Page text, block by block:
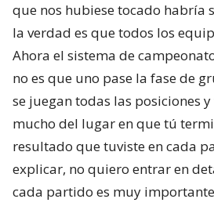
que nos hubiese tocado habría
la verdad es que todos los
Ahora el sistema de
no es que uno pase la fase de
se juegan todas las posiciones
mucho del lugar en que tú
resultado que tuviste en cada
explicar, no quiero entrar en
cada partido es muy